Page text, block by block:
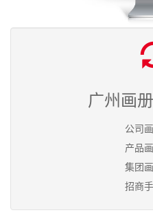
广州画
公司
产品
集团
招商